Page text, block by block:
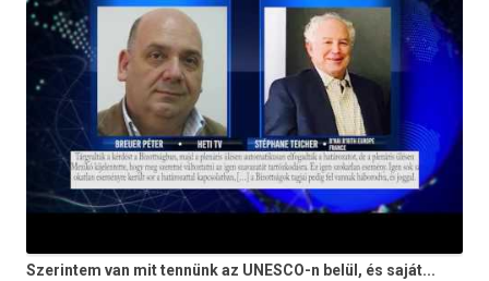
Szerintem van mit tennünk az UNESCO-n belül, és saját...